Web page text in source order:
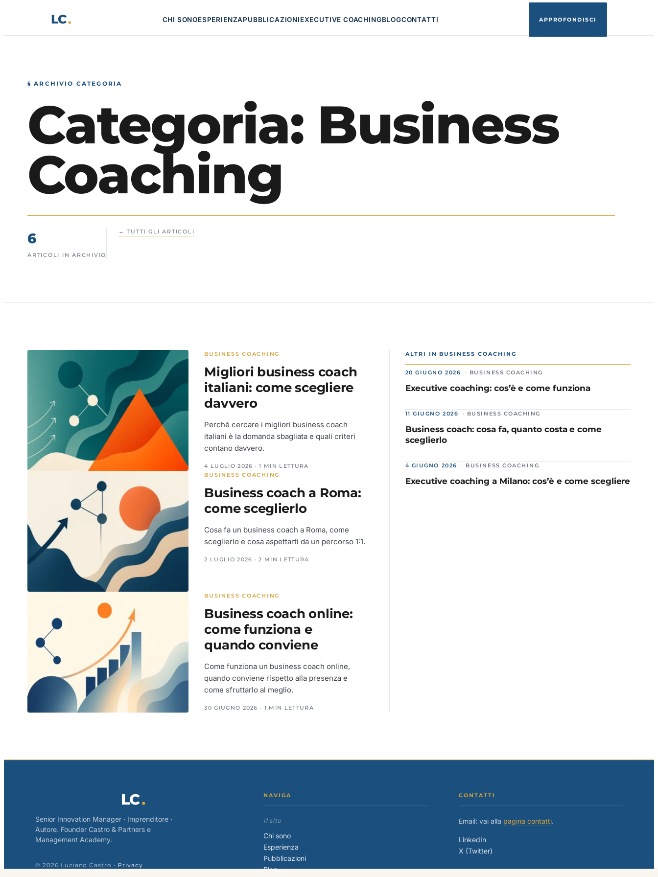
contenuto
LC CHI SONOESPERIENZAPUBBLICAZIONIEXECUTIVE COACHINGBLOGCONTATTI APPROFONDISCI
§ ARCHIVIO CATEGORIA
Categoria: Business
Coaching
6
ARTICOLI IN ARCHIVIO
← TUTTI GLI ARTICOLI
BUSINESS COACHING
Migliori business coach
italiani: come scegliere
davvero
Perché cercare i migliori business coach
italiani è la domanda sbagliata e quali criteri
contano davvero.
4 LUGLIO 2026 · 1 MIN LETTURA
BUSINESS COACHING
Business coach a Roma:
come sceglierlo
Cosa fa un business coach a Roma, come
sceglierlo e cosa aspettarti da un percorso 1:1.
2 LUGLIO 2026 · 2 MIN LETTURA
BUSINESS COACHING
Business coach online:
come funziona e
quando conviene
Come funziona un business coach online,
quando conviene rispetto alla presenza e
come sfruttarlo al meglio.
30 GIUGNO 2026 · 1 MIN LETTURA
ALTRI IN BUSINESS COACHING
20 GIUGNO 2026 BUSINESS COACHING
Executive coaching: cos’è e come funziona
11 GIUGNO 2026 BUSINESS COACHING
Business coach: cosa fa, quanto costa e come
sceglierlo
4 GIUGNO 2026 BUSINESS COACHING
Executive coaching a Milano: cos’è e come scegliere
LC
Senior Innovation Manager · Imprenditore ·
Autore. Founder Castro & Partners e
Management Academy.
© 2026 Luciano Castro · Privacy
NAVIGA
Il sito
Chi sono
Esperienza
Pubblicazioni
Blog
CONTATTI
Email: vai alla pagina contatti.
LinkedIn
X (Twitter)